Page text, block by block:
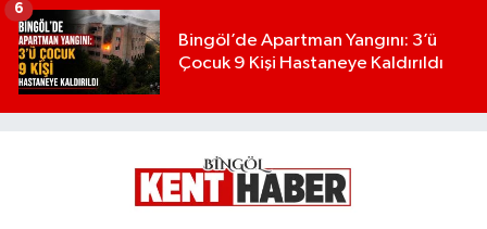
Bingöl’de Apartman Yangını: 3’ü
Çocuk 9 Kişi Hastaneye Kaldırıldı
6